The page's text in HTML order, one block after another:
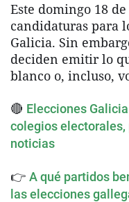
Este domingo 18
candidaturas para
Galicia. Sin
deciden emitir lo
blanco o, incluso,
🔴 Elecciones
colegios
noticias
👉 A qué partidos
las elecciones